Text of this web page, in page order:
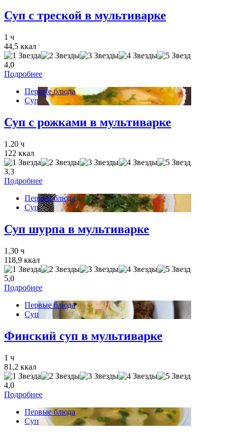
Суп с треской в мультиварке
1 ч
44,5 ккал
4,0
Подробнее
Первые блюда
Суп
Суп с рожками в мультиварке
1.20 ч
122 ккал
3,3
Подробнее
Первые блюда
Суп
Суп шурпа в мультиварке
1.30 ч
118,9 ккал
5,0
Подробнее
Первые блюда
Суп
Финский суп в мультиварке
1 ч
81,2 ккал
4,0
Подробнее
Первые блюда
Суп